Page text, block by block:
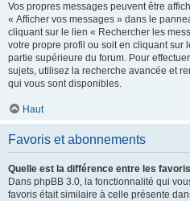
Vos propres messages peuvent être
« Afficher vos messages » dans le
cliquant sur le lien « Rechercher les
votre propre profil ou soit en cliquant sur
partie supérieure du forum. Pour
sujets, utilisez la recherche avancée et
qui vous sont disponibles.
Haut
Favoris et abonnements
Quelle est la différence entre les
Dans phpBB 3.0, la fonctionnalité qui
favoris était similaire à celle présente